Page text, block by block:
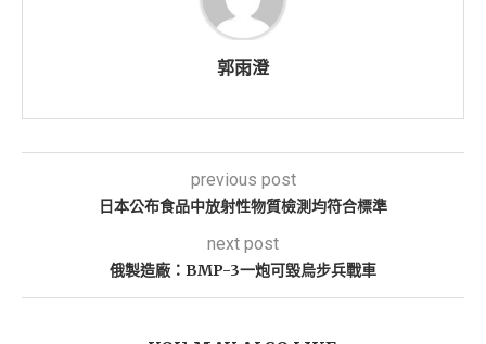
郭雨澄
previous post
日本公布食品中放射性物質檢測均符合標準
next post
俄製造廠：BMP-3一炮可毀烏步兵戰車